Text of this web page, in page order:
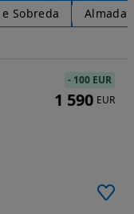
Sobreda Almada
- 100 EUR
1 590 EUR